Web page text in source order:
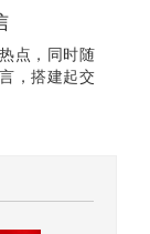
点，同时随
，搭建起交